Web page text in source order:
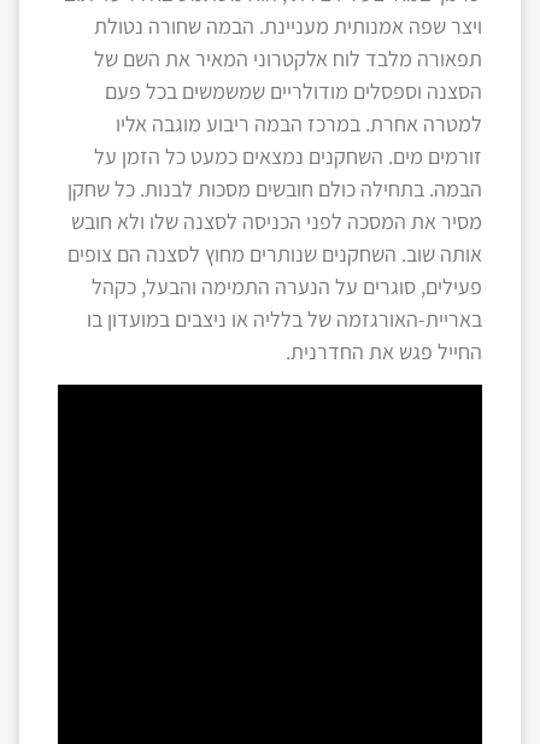
ויצר שפה אמנותית מעניינת. הבמה שחורה נטולת
תפאורה מלבד לוח אלקטרוני המאיר את השם של
הסצנה וספסלים מודולריים שמשמשים בכל פעם
למטרה אחרת. במרכז הבמה ריבוע מוגבה אליו
זורמים מים. השחקנים נמצאים כמעט כל הזמן על
הבמה. בתחילה כולם חובשים מסכות לבנות. כל שחקן
מסיר את המסכה לפני הכניסה לסצנה שלו ולא חובש
אותה שוב. השחקנים שנותרים מחוץ לסצנה הם צופים
פעילים, סוגרים על הנערה התמימה והבעל, כקהל
באריית-האורגזמה של בלליה או ניצבים במועדון בו
החייל פגש את החדרנית.